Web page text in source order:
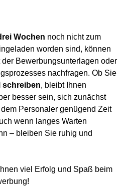
Wochen noch nicht zum
worden sind, können
Bewerbungsunterlagen oder
nachfragen. Ob Sie
schreiben, bleibt Ihnen
besser sein, sich zunächst
Personaler genügend Zeit
wenn langes Warten
– bleiben Sie ruhig und
viel Erfolg und Spaß beim